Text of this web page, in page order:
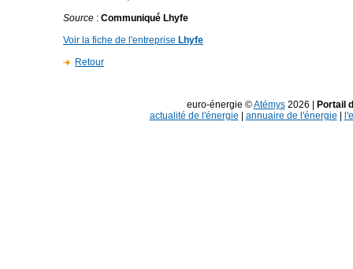
Source : Communiqué Lhyfe
Voir la fiche de l'entreprise Lhyfe
Retour
euro-énergie ©Atémys2026 |
Portail
actualité de l'énergie
annuaire de l'énergie